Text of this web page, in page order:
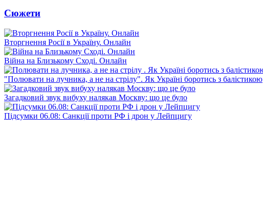
Сюжети
Вторгнення Росії в Україну. Онлайн
Війна на Близькому Сході. Онлайн
"Полювати на лучника, а не на стрілу". Як Україні боротись з балістикою
Загадковий звук вибуху налякав Москву: що це було
Підсумки 06.08: Санкції проти РФ і дрон у Лейпцигу